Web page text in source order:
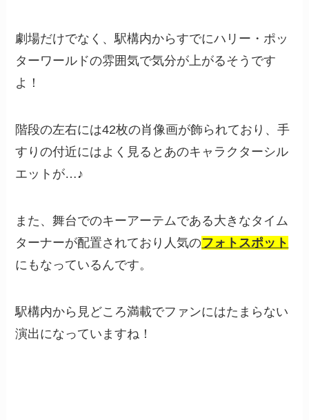
劇場だけでなく、駅構内からすでにハリー・ポッ
ターワールドの雰囲気で気分が上がるそうです
よ！
階段の左右には42枚の肖像画が飾られており、手
すりの付近にはよく見るとあのキャラクターシル
エットが…♪
また、舞台でのキーアーテムである大きなタイム
ターナーが配置されており人気のフォトスポット
にもなっているんです。
駅構内から見どころ満載でファンにはたまらない
演出になっていますね！